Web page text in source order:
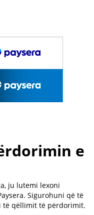
e
ju lutemi lexoni
Sigurohuni që të
të qëllimit të përdorimit.